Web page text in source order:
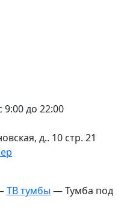
9:00 до 22:00
д.. 10 стр. 21
ТВ тумбы — Тумба под